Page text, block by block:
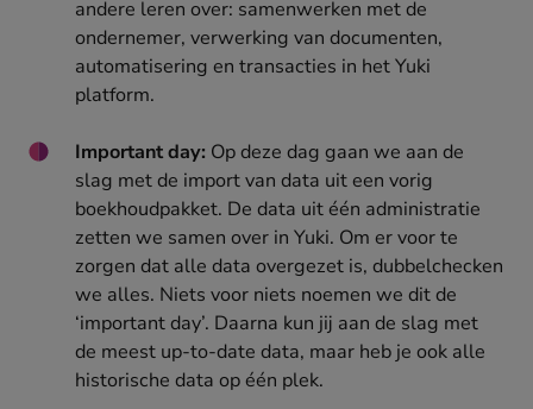
andere leren over: samenwerken met de
ondernemer, verwerking van documenten,
automatisering en transacties in het Yuki
platform.
Important day: Op deze dag gaan we aan de
slag met de import van data uit een vorig
boekhoudpakket. De data uit één administratie
zetten we samen over in Yuki. Om er voor te
zorgen dat alle data overgezet is, dubbelchecken
we alles. Niets voor niets noemen we dit de
‘important day’. Daarna kun jij aan de slag met
de meest up-to-date data, maar heb je ook alle
historische data op één plek.